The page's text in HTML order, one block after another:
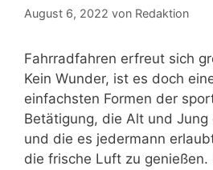
August 6, 2022 von Redaktion
Fahrradfahren erfreut sich
Kein Wunder, ist es doch
einfachsten Formen der
Betätigung, die Alt und
und die es jedermann
die frische Luft zu genießen.